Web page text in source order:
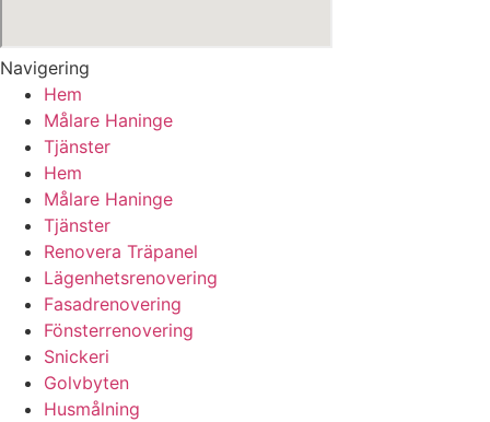
Navigering
Hem
Målare Haninge
Tjänster
Hem
Målare Haninge
Tjänster
Renovera Träpanel
Lägenhetsrenovering
Fasadrenovering
Fönsterrenovering
Snickeri
Golvbyten
Husmålning